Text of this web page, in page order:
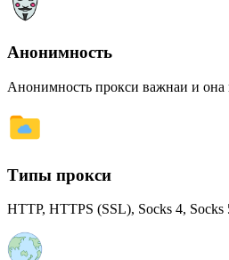
Анонимность
Анонимность прокси важнаи и она
Типы прокси
HTTP, HTTPS (SSL), Socks 4, Socks